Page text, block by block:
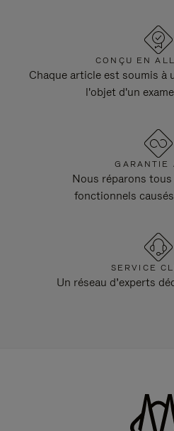
CONÇU EN
Chaque article est soumis à
l'objet d'un
GARANTIE
Nous réparons tous
fonctionnels
SERVICE
Un réseau d’experts